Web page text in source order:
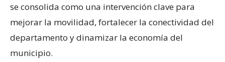
se consolida como una intervención clave para
mejorar la movilidad, fortalecer la conectividad del
departamento y dinamizar la economía del
municipio.